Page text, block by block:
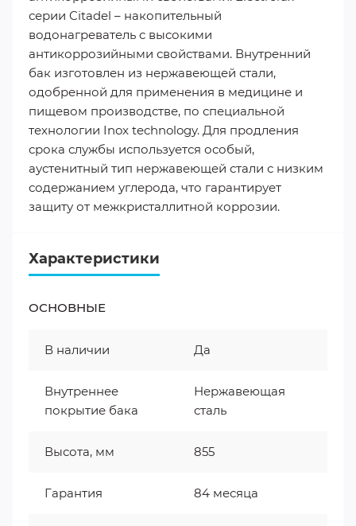
серии Citadel – накопительный
водонагреватель с высокими
антикоррозийными свойствами. Внутренний
бак изготовлен из нержавеющей стали,
одобренной для применения в медицине и
пищевом производстве, по специальной
технологии Inox technology. Для продления
срока службы используется особый,
аустенитный тип нержавеющей стали с низким
содержанием углерода, что гарантирует
защиту от межкристаллитной коррозии.
Характеристики
ОСНОВНЫЕ
В наличии Да
Внутреннее
покрытие бака
Нержавеющая
сталь
Высота, мм 855
Гарантия 84 месяца